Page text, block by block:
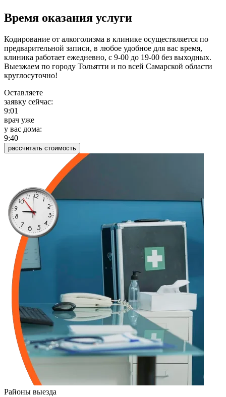
Время оказания услуги
Кодирование от алкоголизма в клинике осуществляется по
предварительной записи, в любое удобное для вас время,
клиника работает ежедневно, с 9-00 до 19-00 без выходных.
Выезжаем по городу Тольятти и по всей Самарской области
круглосуточно!
Оставляете
заявку сейчас:
9:01
врач уже
у вас дома:
9:40
рассчитать стоимость
Районы выезда